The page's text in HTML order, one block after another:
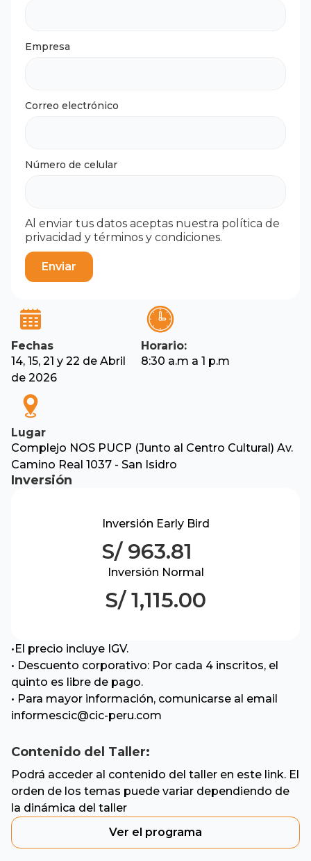
Empresa
Correo electrónico
Número de celular
Al enviar tus datos aceptas nuestra política de
privacidad y términos y condiciones.
Fechas
14, 15, 21 y 22 de Abril
de 2026
Horario:
8:30 a.m a 1 p.m
Lugar
Complejo NOS PUCP (Junto al Centro Cultural) Av.
Camino Real 1037 - San Isidro
Inversión
Inversión Early Bird
S/ 963.81
Inversión Normal
S/ 1,115.00
•El precio incluye IGV.
• Descuento corporativo: Por cada 4 inscritos, el
quinto es libre de pago.
• Para mayor información, comunicarse al email
informescic@cic-peru.com
Contenido del Taller:
Podrá acceder al contenido del taller en este link. El
orden de los temas puede variar dependiendo de
la dinámica del taller
Ver el programa